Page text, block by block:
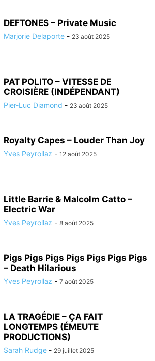
DEFTONES – Private Music
Marjorie Delaporte - 23 août 2025
PAT POLITO – VITESSE DE
CROISIÈRE (INDÉPENDANT)
Pier-Luc Diamond - 23 août 2025
Royalty Capes – Louder Than Joy
Yves Peyrollaz - 12 août 2025
Little Barrie & Malcolm Catto –
Electric War
Yves Peyrollaz - 8 août 2025
Pigs Pigs Pigs Pigs Pigs Pigs Pigs
– Death Hilarious
Yves Peyrollaz - 7 août 2025
LA TRAGÉDIE – ÇA FAIT
LONGTEMPS (ÉMEUTE
PRODUCTIONS)
Sarah Rudge - 29 juillet 2025